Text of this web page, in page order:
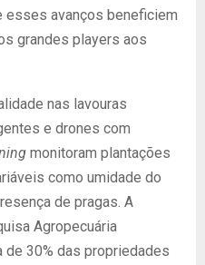
esses avanços beneficiem
grandes players aos
nas lavouras
e drones com
monitoram plantações
como umidade do
de pragas. A
Agropecuária
de 30% das propriedades